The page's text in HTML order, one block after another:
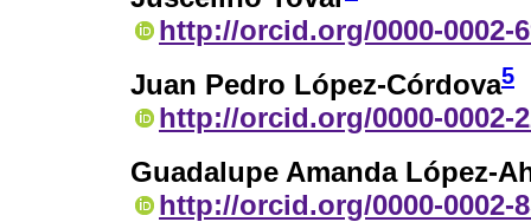
http://orcid.org/0000-0002-
Juan Pedro López-Córdova5
http://orcid.org/0000-0002-
Guadalupe Amanda López-
http://orcid.org/0000-0002-